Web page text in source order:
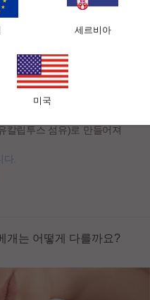
응력이 뛰어난 특성을 가진
받쳐주어 최고의 숙면을 선
문가와 협력하여 개발되었습
베개 높이를 조정할 수 있도
칼립투스 섬유)로 만들어져
.
개는 어떻게 다를까요?
세르비아
미국